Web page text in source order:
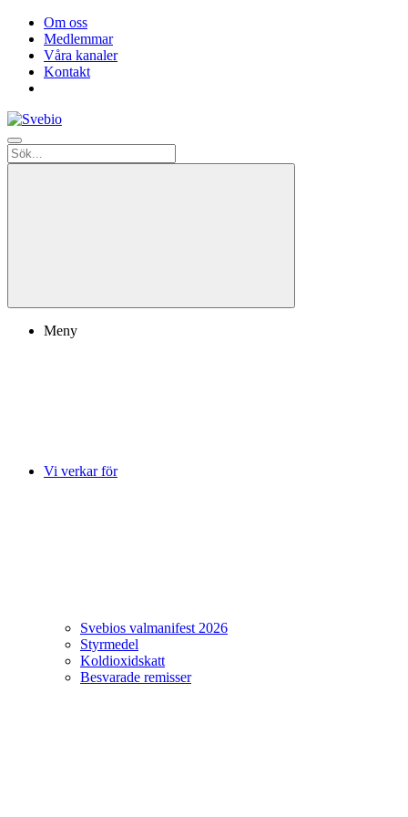
Om oss
Medlemmar
Våra kanaler
Kontakt
Meny
Vi verkar för
Svebios valmanifest 2026
Styrmedel
Koldioxidskatt
Besvarade remisser